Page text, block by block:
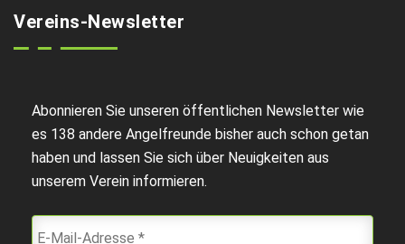
Vereins-Newsletter
Abonnieren Sie unseren öffentlichen Newsletter wie
es 138 andere Angelfreunde bisher auch schon getan
haben und lassen Sie sich über Neuigkeiten aus
unserem Verein informieren.